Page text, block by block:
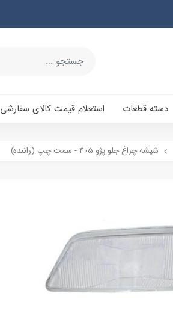
دسته قطعات استعلام قیمت کالای سفارشی
شيشه چراغ جلو پژو 405 - سمت چپ (راننده)